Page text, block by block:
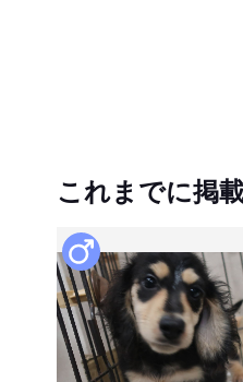
これまでに掲